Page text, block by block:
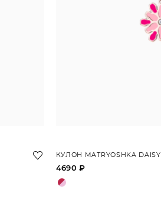
КУЛОН MATRYOSHKA DAISY
4690 ₽